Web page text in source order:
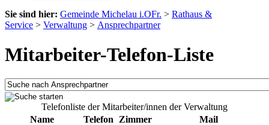
Sie sind hier: Gemeinde Michelau i.OFr. > Rathaus &
Service > Verwaltung > Ansprechpartner
Mitarbeiter-Telefon-Liste
Telefonliste der Mitarbeiter/innen der Verwaltung
Name
Telefon Zimmer Mail